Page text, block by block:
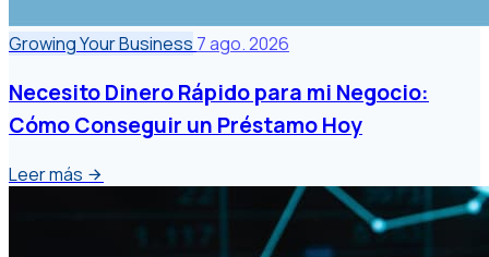
Growing Your Business 7 ago. 2026
Necesito Dinero Rápido para mi Negocio:
Cómo Conseguir un Préstamo Hoy
Leer más